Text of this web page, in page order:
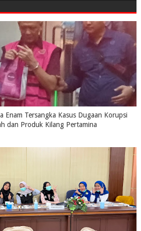
Enam Tersangka Kasus Dugaan Korupsi
dan Produk Kilang Pertamina